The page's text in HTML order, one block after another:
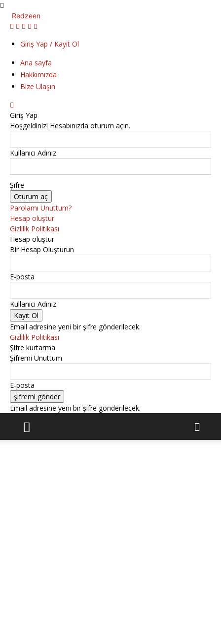
Redzeen
Giriş Yap / Kayıt Ol
Ana sayfa
Hakkımızda
Bize Ulaşın
Giriş Yap
Hoşgeldiniz! Hesabınızda oturum açın.
Kullanıcı Adınız
Şifre
Parolamı Unuttum?
Hesap oluştur
Gizlilik Politikası
Hesap oluştur
Bir Hesap Oluşturun
E-posta
Kullanıcı Adınız
Email adresine yeni bir şifre gönderilecek.
Gizlilik Politikası
Şifre kurtarma
Şifremi Unuttum
E-posta
Email adresine yeni bir şifre gönderilecek.